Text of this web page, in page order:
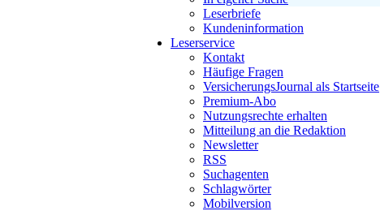
Leserbriefe
Kundeninformation
Leserservice
Kontakt
Häufige Fragen
VersicherungsJournal als Startseite
Premium-Abo
Nutzungsrechte erhalten
Mitteilung an die Redaktion
Newsletter
RSS
Suchagenten
Schlagwörter
Mobilversion